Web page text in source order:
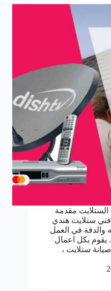
مقدمة
ستلايت هندي
والدقة في العمل
يقوم بكل اعمال
ستلايت ،